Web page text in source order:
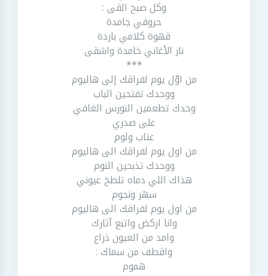
وكل صبح القى :
حروفي جامدة
قهوة كلامي باردة
نار الأغاني خامدة واشقى
***
من اوّل يوم لفراقك إلى هاليوم
ووحدك تفتحين الباب
وحدك تطعمين النورس الغافي
على صدري
عتاب ولوم
من اول يوم لفراقك الى هاليوم
ووحدك تذبحين النوم
هذاك اللي دماه تلطخ عيوني
سهر ونجوم
من اول يوم لفراقك الى هاليوم
وانا اركض واتبع آثارك
وامد من العيون ذراع
واقطف من سماك :
هموم